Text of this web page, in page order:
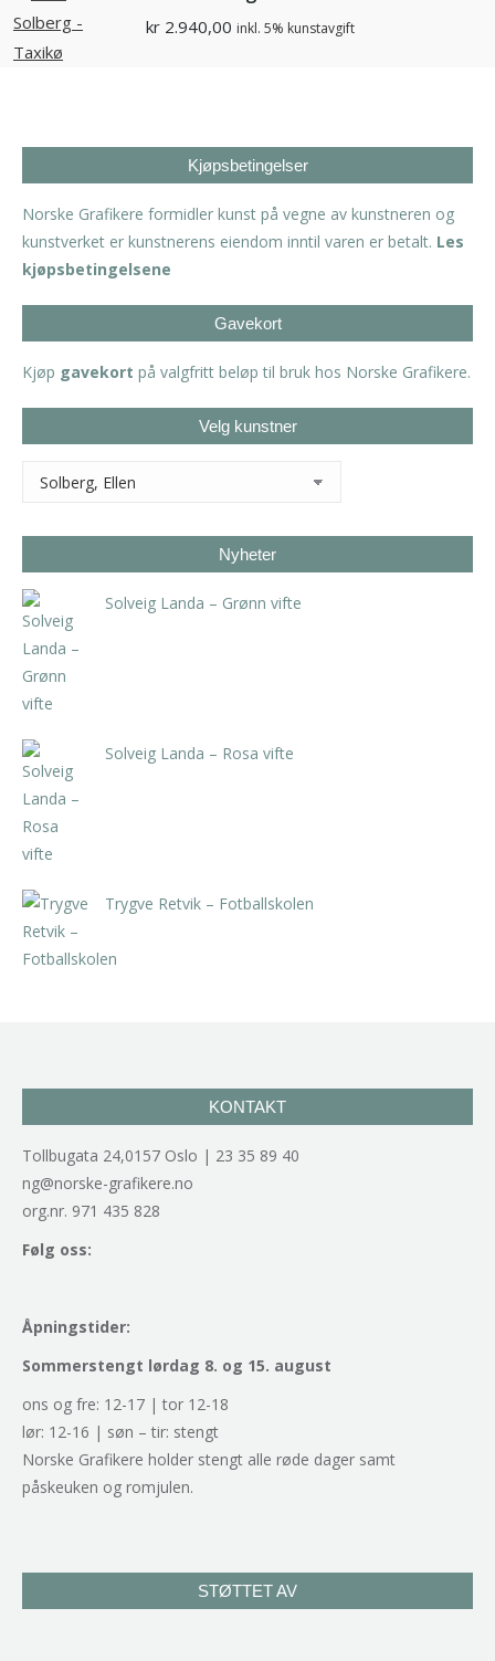
kr 2.940,00 inkl. 5% kunstavgift
Kjøpsbetingelser
Norske Grafikere formidler kunst på vegne av kunstneren og
kunstverket er kunstnerens eiendom inntil varen er betalt. Les
kjøpsbetingelsene
Gavekort
Kjøp gavekort på valgfritt beløp til bruk hos Norske Grafikere.
Velg kunstner
Nyheter
Solveig Landa – Grønn vifte
Solveig Landa – Rosa vifte
Trygve Retvik – Fotballskolen
KONTAKT
Tollbugata 24,0157 Oslo | 23 35 89 40
ng@norske-grafikere.no
org.nr. 971 435 828
Følg oss:
Åpningstider:
Sommerstengt lørdag 8. og 15. august
ons og fre: 12-17 | tor 12-18
lør: 12-16 | søn – tir: stengt
Norske Grafikere holder stengt alle røde dager samt
påskeuken og romjulen.
STØTTET AV